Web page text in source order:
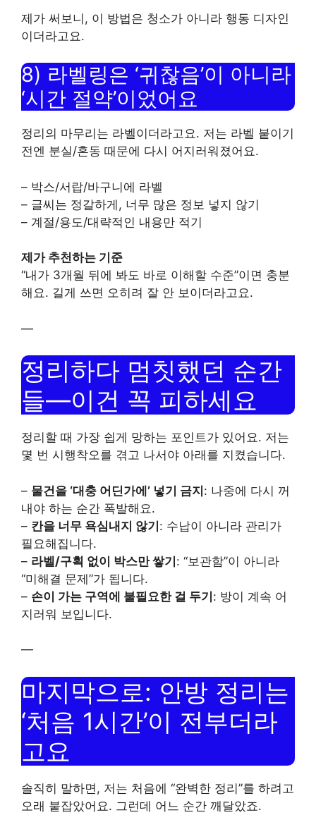
제가 써보니, 이 방법은 청소가 아니라 행동 디자인
이더라고요.
8) 라벨링은 ‘귀찮음’이 아니라
‘시간 절약’이었어요
정리의 마무리는 라벨이더라고요. 저는 라벨 붙이기
전엔 분실/혼동 때문에 다시 어지러워졌어요.
– 박스/서랍/바구니에 라벨
– 글씨는 정갈하게, 너무 많은 정보 넣지 않기
– 계절/용도/대략적인 내용만 적기
제가 추천하는 기준
“내가 3개월 뒤에 봐도 바로 이해할 수준”이면 충분
해요. 길게 쓰면 오히려 잘 안 보이더라고요.
—
정리하다 멈칫했던 순간
들—이건 꼭 피하세요
정리할 때 가장 쉽게 망하는 포인트가 있어요. 저는
몇 번 시행착오를 겪고 나서야 아래를 지켰습니다.
– 물건을 ‘대충 어딘가에’ 넣기 금지: 나중에 다시 꺼
내야 하는 순간 폭발해요.
– 칸을 너무 욕심내지 않기: 수납이 아니라 관리가
필요해집니다.
– 라벨/구획 없이 박스만 쌓기: “보관함”이 아니라
“미해결 문제”가 됩니다.
– 손이 가는 구역에 불필요한 걸 두기: 방이 계속 어
지러워 보입니다.
—
마지막으로: 안방 정리는
‘처음 1시간’이 전부더라
고요
솔직히 말하면, 저는 처음에 “완벽한 정리”를 하려고
오래 붙잡았어요. 그런데 어느 순간 깨달았죠.